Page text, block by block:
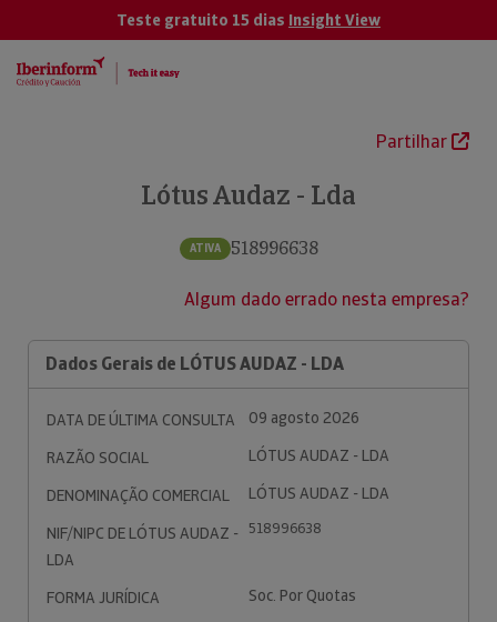
Teste gratuito 15 dias Insight View
Partilhar
Lótus Audaz - Lda
ATIVA 518996638
Algum dado errado nesta empresa?
Dados Gerais de LÓTUS AUDAZ - LDA
DATA DE ÚLTIMA CONSULTA
09 agosto 2026
RAZÃO SOCIAL
LÓTUS AUDAZ - LDA
DENOMINAÇÃO COMERCIAL
LÓTUS AUDAZ - LDA
NIF/NIPC DE LÓTUS AUDAZ -
LDA
518996638
FORMA JURÍDICA
Soc. Por Quotas